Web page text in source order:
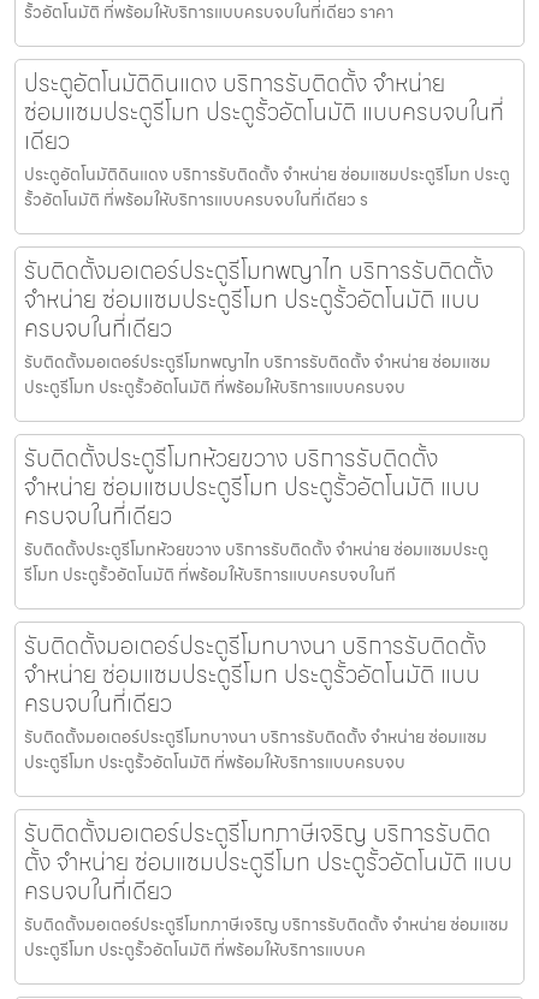
รั้วอัตโนมัติ ที่พร้อมให้บริการแบบครบจบในที่เดียว ราคา
ประตูอัตโนมัติดินแดง บริการรับติดตั้ง จำหน่าย
ซ่อมแซมประตูรีโมท ประตูรั้วอัตโนมัติ แบบครบจบในที่
เดียว
ประตูอัตโนมัติดินแดง บริการรับติดตั้ง จำหน่าย ซ่อมแซมประตูรีโมท ประตู
รั้วอัตโนมัติ ที่พร้อมให้บริการแบบครบจบในที่เดียว ร
รับติดตั้งมอเตอร์ประตูรีโมทพญาไท บริการรับติดตั้ง
จำหน่าย ซ่อมแซมประตูรีโมท ประตูรั้วอัตโนมัติ แบบ
ครบจบในที่เดียว
รับติดตั้งมอเตอร์ประตูรีโมทพญาไท บริการรับติดตั้ง จำหน่าย ซ่อมแซม
ประตูรีโมท ประตูรั้วอัตโนมัติ ที่พร้อมให้บริการแบบครบจบ
รับติดตั้งประตูรีโมทห้วยขวาง บริการรับติดตั้ง
จำหน่าย ซ่อมแซมประตูรีโมท ประตูรั้วอัตโนมัติ แบบ
ครบจบในที่เดียว
รับติดตั้งประตูรีโมทห้วยขวาง บริการรับติดตั้ง จำหน่าย ซ่อมแซมประตู
รีโมท ประตูรั้วอัตโนมัติ ที่พร้อมให้บริการแบบครบจบในที
รับติดตั้งมอเตอร์ประตูรีโมทบางนา บริการรับติดตั้ง
จำหน่าย ซ่อมแซมประตูรีโมท ประตูรั้วอัตโนมัติ แบบ
ครบจบในที่เดียว
รับติดตั้งมอเตอร์ประตูรีโมทบางนา บริการรับติดตั้ง จำหน่าย ซ่อมแซม
ประตูรีโมท ประตูรั้วอัตโนมัติ ที่พร้อมให้บริการแบบครบจบ
รับติดตั้งมอเตอร์ประตูรีโมทภาษีเจริญ บริการรับติด
ตั้ง จำหน่าย ซ่อมแซมประตูรีโมท ประตูรั้วอัตโนมัติ แบบ
ครบจบในที่เดียว
รับติดตั้งมอเตอร์ประตูรีโมทภาษีเจริญ บริการรับติดตั้ง จำหน่าย ซ่อมแซม
ประตูรีโมท ประตูรั้วอัตโนมัติ ที่พร้อมให้บริการแบบค